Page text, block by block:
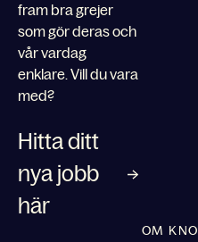
fram bra grejer
som gör deras och
vår vardag
enklare. Vill du vara
med?
Hitta ditt
nya jobb
här
OM